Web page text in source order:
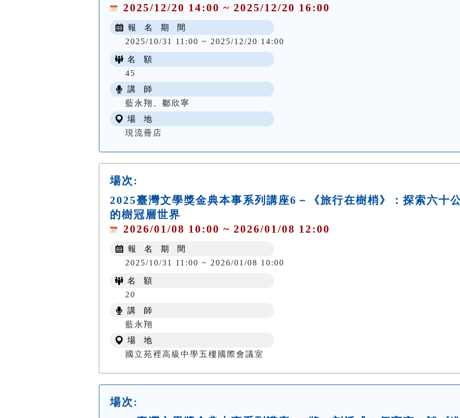
2025/12/20 14:00 ~ 2025/12/20 16:00
報 名 期 間
2025/10/31 11:00 ~ 2025/12/20 14:00
名 額
45
講 師
藍永翔、鄒欣寧
場 地
現流冊店
場次:
2025臺灣文學獎金典本事系列講座6－《旅行在樹梢》：探索六十
的樹冠層世界
2026/01/08 10:00 ~ 2026/01/08 12:00
報 名 期 間
2025/10/31 11:00 ~ 2026/01/08 10:00
名 額
20
講 師
藍永翔
場 地
國立苑裡高級中學五樓國際會議室
場次: